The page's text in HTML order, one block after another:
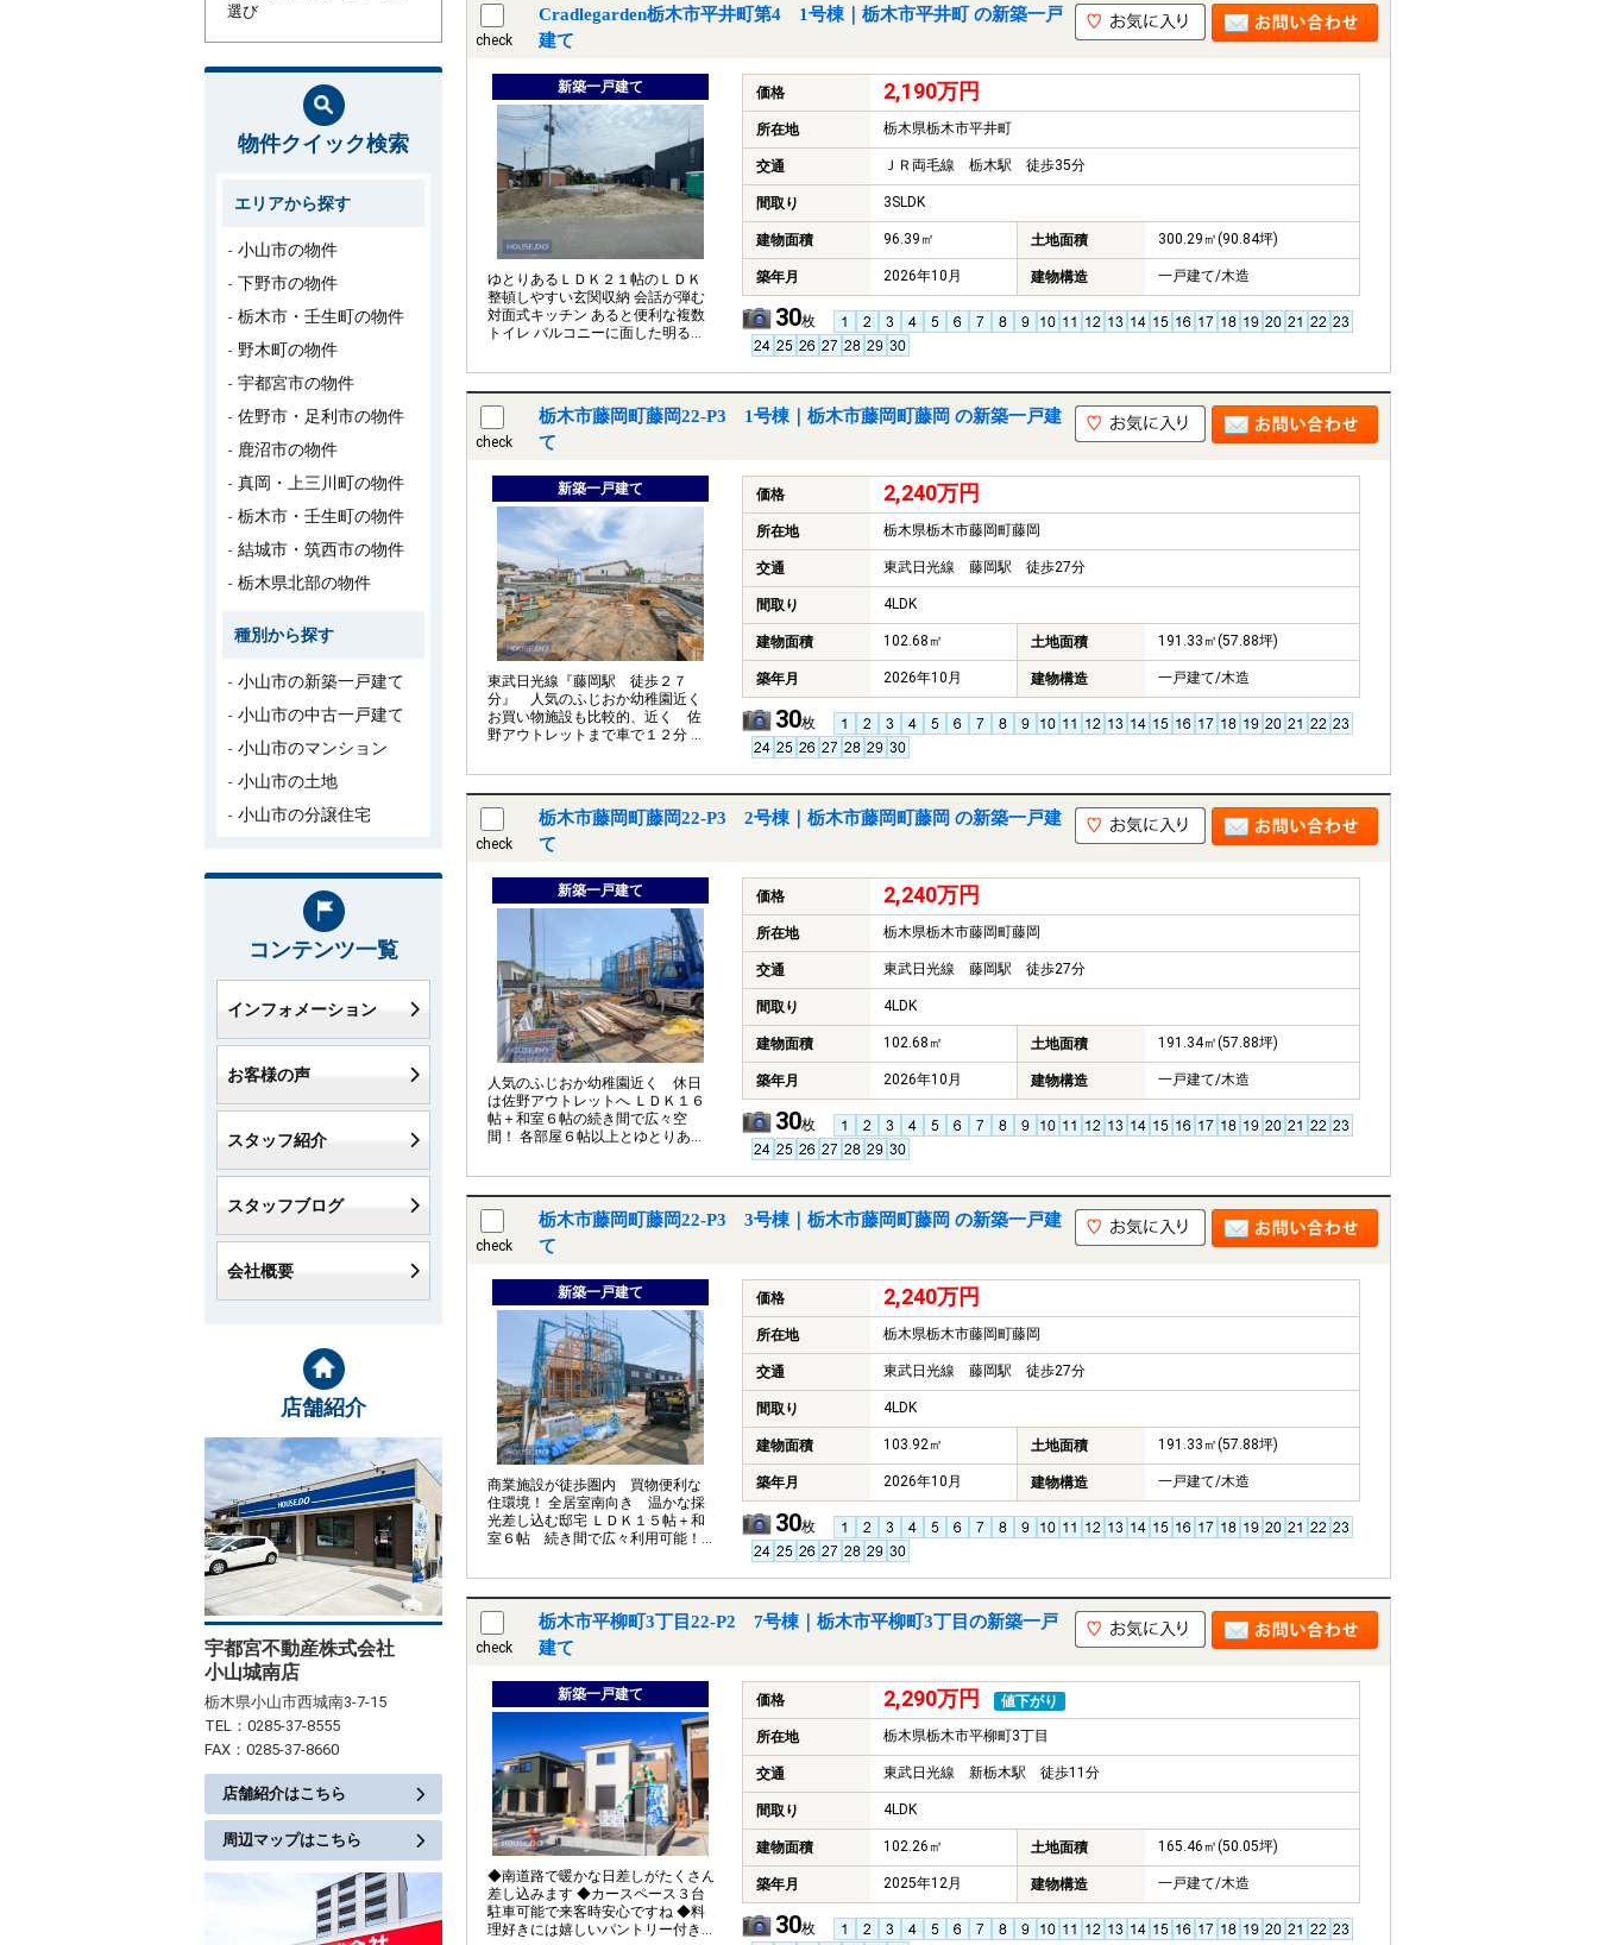
check
Cradlegarden栃木市平井町第4 1号棟｜栃木市平井町 の新築一戸
建て
新築一戸建て
ゆとりあるＬＤＫ２１帖のＬＤＫ
整頓しやすい玄関収納 会話が弾む
対面式キッチン あると便利な複数
トイレ バルコニーに面した明るい
ピッキング対策付き玄関ドアで安
価格 2,190万円
所在地 栃木県栃木市平井町
交通 ＪＲ両毛線 栃木駅 徒歩35分
間取り 3SLDK
建物面積 96.39㎡ 土地面積 300.29㎡(90.84坪)
築年月 2026年10月 建物構造 一戸建て/木造
30枚
check
栃木市藤岡町藤岡22-P3 1号棟｜栃木市藤岡町藤岡 の新築一戸建
て
新築一戸建て
東武日光線『藤岡駅 徒歩２７
分』 人気のふじおか幼稚園近く
お買い物施設も比較的、近く 佐
野アウトレットまで車で１２分 休
だけます。 ＬＤＫ１６帖＋和室６
けます。 各部屋６帖以上 並列駐
車３台
価格 2,240万円
所在地 栃木県栃木市藤岡町藤岡
交通 東武日光線 藤岡駅 徒歩27分
間取り 4LDK
建物面積 102.68㎡ 土地面積 191.33㎡(57.88坪)
築年月 2026年10月 建物構造 一戸建て/木造
30枚
check
栃木市藤岡町藤岡22-P3 2号棟｜栃木市藤岡町藤岡 の新築一戸建
て
新築一戸建て
人気のふじおか幼稚園近く 休日
は佐野アウトレットへ ＬＤＫ１６
帖＋和室６帖の続き間で広々空
間！ 各部屋６帖以上とゆとりある
網戸なども標準で付いており、購
在しており、生活がお楽しみにな
るエリア
価格 2,240万円
所在地 栃木県栃木市藤岡町藤岡
交通 東武日光線 藤岡駅 徒歩27分
間取り 4LDK
建物面積 102.68㎡ 土地面積 191.34㎡(57.88坪)
築年月 2026年10月 建物構造 一戸建て/木造
30枚
check
栃木市藤岡町藤岡22-P3 3号棟｜栃木市藤岡町藤岡 の新築一戸建
て
新築一戸建て
商業施設が徒歩圏内 買物便利な
住環境！ 全居室南向き 温かな採
光差し込む邸宅 ＬＤＫ１５帖＋和
室６帖 続き間で広々利用可能！
ズ感 網戸や玄関電子錠など嬉しい
価格 2,240万円
所在地 栃木県栃木市藤岡町藤岡
交通 東武日光線 藤岡駅 徒歩27分
間取り 4LDK
建物面積 103.92㎡ 土地面積 191.33㎡(57.88坪)
築年月 2026年10月 建物構造 一戸建て/木造
30枚
check
栃木市平柳町3丁目22-P2 7号棟｜栃木市平柳町3丁目の新築一戸
建て
新築一戸建て
◆南道路で暖かな日差しがたくさん
差し込みます ◆カースペース３台
駐車可能で来客時安心ですね ◆料
理好きには嬉しいパントリー付き
価格 2,290万円 値下がり
所在地 栃木県栃木市平柳町3丁目
交通 東武日光線 新栃木駅 徒歩11分
間取り 4LDK
建物面積 102.26㎡ 土地面積 165.46㎡(50.05坪)
築年月 2025年12月 建物構造 一戸建て/木造
30枚
物件クイック検索
エリアから探す
小山市の物件
下野市の物件
栃木市・壬生町の物件
野木町の物件
宇都宮市の物件
佐野市・足利市の物件
鹿沼市の物件
真岡・上三川町の物件
栃木市・壬生町の物件
結城市・筑西市の物件
栃木県北部の物件
種別から探す
小山市の新築一戸建て
小山市の中古一戸建て
小山市のマンション
小山市の土地
小山市の分譲住宅
コンテンツ一覧
インフォメーション
お客様の声
スタッフ紹介
スタッフブログ
会社概要
店舗紹介
宇都宮不動産株式会社
小山城南店
栃木県小山市西城南3-7-15
TEL：0285-37-8555
FAX：0285-37-8660
店舗紹介はこちら
周辺マップはこちら